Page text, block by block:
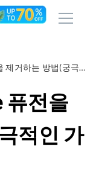
Mac에서 VMware 퓨전을 제거하는 방법(궁극적인 가이드)
퓨전을
적인 가